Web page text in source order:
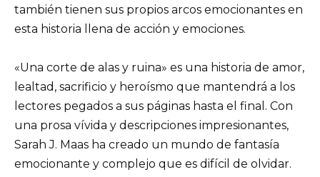
también tienen sus propios arcos emocionantes en
esta historia llena de acción y emociones.
«Una corte de alas y ruina» es una historia de amor,
lealtad, sacrificio y heroísmo que mantendrá a los
lectores pegados a sus páginas hasta el final. Con
una prosa vívida y descripciones impresionantes,
Sarah J. Maas ha creado un mundo de fantasía
emocionante y complejo que es difícil de olvidar.